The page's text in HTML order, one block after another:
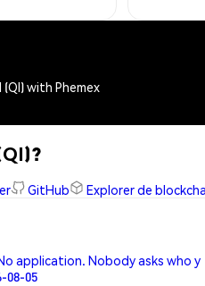
with Phemex
GitHub Explorer de
application. Nobody asks who y
08-05